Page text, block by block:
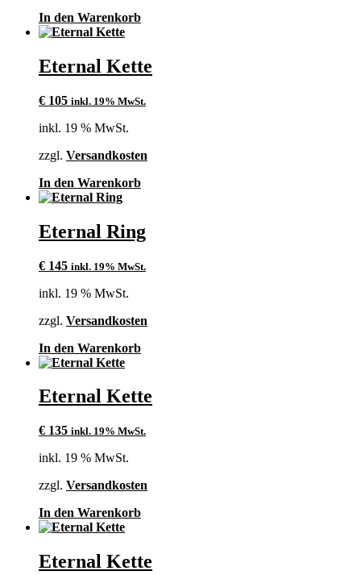
In den Warenkorb
Eternal Kette
€ 105 inkl. 19% MwSt.
inkl. 19 % MwSt.
zzgl. Versandkosten
In den Warenkorb
Eternal Ring
€ 145 inkl. 19% MwSt.
inkl. 19 % MwSt.
zzgl. Versandkosten
In den Warenkorb
Eternal Kette
€ 135 inkl. 19% MwSt.
inkl. 19 % MwSt.
zzgl. Versandkosten
In den Warenkorb
Eternal Kette